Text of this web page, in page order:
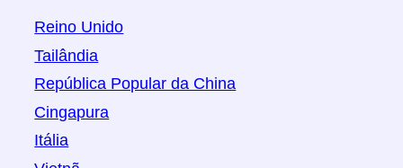
Reino Unido
Tailândia
República Popular da China
Cingapura
Itália